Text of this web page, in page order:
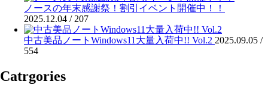
ノースの年末感謝祭！割引イベント開催中！！
2025.12.04 / 207
中古美品ノートWindows11大量入荷中!! Vol.2 2025.09.05 /
554
Catrgories